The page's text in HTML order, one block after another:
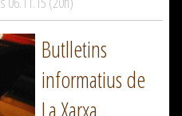
Butlletins
informatius de
La Xarxa